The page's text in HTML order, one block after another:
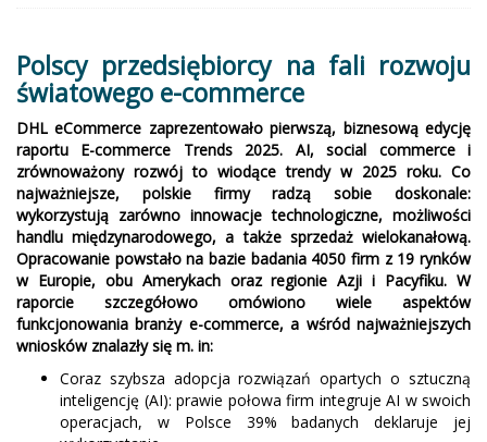
Polscy przedsiębiorcy na fali rozwoju
światowego e-commerce
DHL eCommerce zaprezentowało pierwszą, biznesową edycję
raportu E-commerce Trends 2025. AI, social commerce i
zrównoważony rozwój to wiodące trendy w 2025 roku. Co
najważniejsze, polskie firmy radzą sobie doskonale:
wykorzystują zarówno innowacje technologiczne, możliwości
handlu międzynarodowego, a także sprzedaż wielokanałową.
Opracowanie powstało na bazie badania 4050 firm z 19 rynków
w Europie, obu Amerykach oraz regionie Azji i Pacyfiku. W
raporcie szczegółowo omówiono wiele aspektów
funkcjonowania branży e-commerce, a wśród najważniejszych
wniosków znalazły się m. in:
Coraz szybsza adopcja rozwiązań opartych o sztuczną
inteligencję (AI): prawie połowa firm integruje AI w swoich
operacjach, w Polsce 39% badanych deklaruje jej